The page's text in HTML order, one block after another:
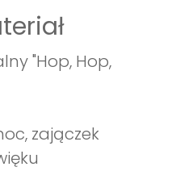
"Hop, Hop,
zajączek